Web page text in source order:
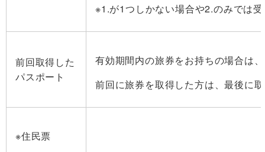
※1.が1つしかない場合や2.のみでは
前回取得した
パスポート
有効期間内の旅券をお持ちの場合は
前回に旅券を取得した方は、最後に
※住民票